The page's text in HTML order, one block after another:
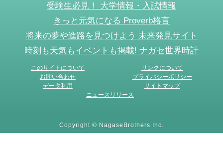
受験生必見！ 大学情報・入試情報
きっと元気になる Proverb格言
将来の夢や進路を見つけよう 未来発見サイト
時刻も天気もイベントも掲載! ナガセ世界時計
このサイトについて
リンクについて
お問い合わせ
プライバシーポリシー
データ利用
サイトマップ
ニュースリリース
Copyright © NagaseBrothers Inc.